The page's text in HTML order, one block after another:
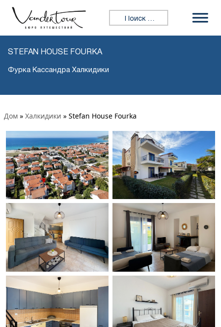
Искать:
STEFAN HOUSE FOURKA
Фурка Кассандра Халкидики
Дом » Халкидики » Stefan House Fourka